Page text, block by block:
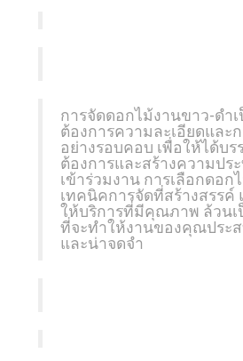
การจัดดอกไม้งานขาว-ดำ
ต้องการความละเอียดและ
อย่างรอบคอบ เพื่อให้ได้บร
ต้องการและสร้างความปร
เข้าร่วมงาน การเลือกดอก
เทคนิคการจัดที่สร้างสรรค์
ให้บริการที่มีคุณภาพ ล้วน
ที่จะทำให้งานของคุณประส
และน่าจดจำ